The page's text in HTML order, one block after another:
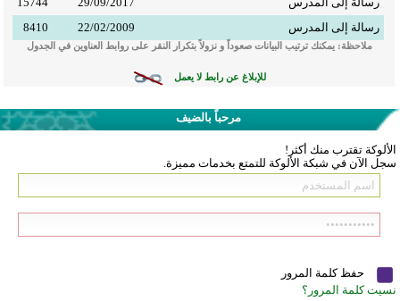
رسالة إلى المدرس
22/02/2009
8410
ملاحظة: يمكنك ترتيب البيانات صعوداً و نزولاً بتكرار النقر على روابط العناوين في الجدول
للإبلاغ عن رابط لا يعمل
مرحباً بالضيف
الألوكة تقترب منك أكثر!
سجل الآن في شبكة الألوكة للتمتع بخدمات مميزة.
حفظ كلمة المرور
نسيت كلمة المرور؟